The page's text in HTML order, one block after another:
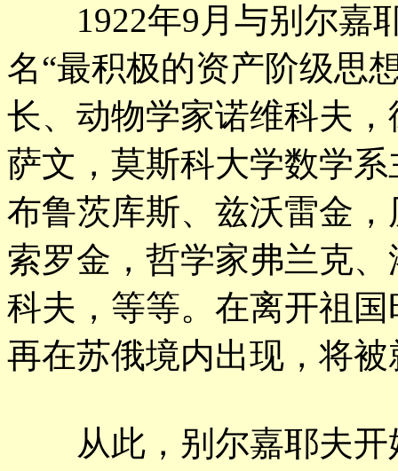
1922年9月与别尔嘉耶
名“最积极的资产阶级思
长、动物学家诺维科夫
萨文，莫斯科大学数学
布鲁茨库斯、兹沃雷金
索罗金，哲学家弗兰克
科夫，等等。在离开祖
再在苏俄境内出现，将
从此，别尔嘉耶夫开